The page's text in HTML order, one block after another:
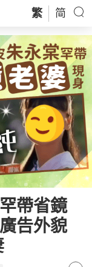
繁 简
帶省鏡
告外貌